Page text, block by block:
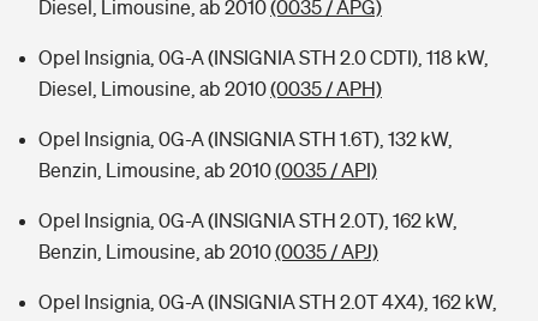
Diesel, Limousine, ab 2010(0035 / APG)
Opel Insignia, 0G-A (INSIGNIA STH 2.0 CDTI), 118 kW,
Diesel, Limousine, ab 2010(0035 / APH)
Opel Insignia, 0G-A (INSIGNIA STH 1.6T), 132 kW,
Benzin, Limousine, ab 2010(0035 / API)
Opel Insignia, 0G-A (INSIGNIA STH 2.0T), 162 kW,
Benzin, Limousine, ab 2010(0035 / APJ)
Opel Insignia, 0G-A (INSIGNIA STH 2.0T 4X4), 162 kW,